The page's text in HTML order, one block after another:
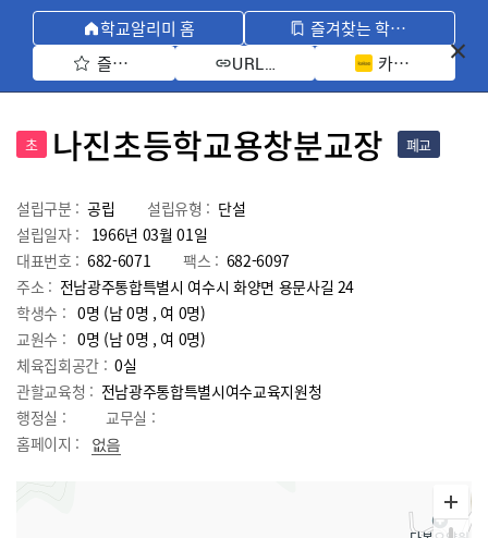
학교알리미 홈
즐겨찾는 학교 모아보기
즐겨찾기 선택
URL 복사 카카오톡 공유
초 나진초등학교용창분교장 폐교
설립구분 : 공립 설립유형 : 단설
설립일자 :
1966년 03월 01일
대표번호 : 682-6071 팩스 : 682-6097
주소 : 전남광주통합특별시 여수시 화양면 용문사길 24
학생수 : 0명 (남 0명 , 여 0명)
교원수 : 0명 (남0명 , 여 0명)
체육집회공간 : 0실
관할교육청 : 전남광주통합특별시여수교육지원청
행정실 :
교무실 :
홈페이지 :
없음